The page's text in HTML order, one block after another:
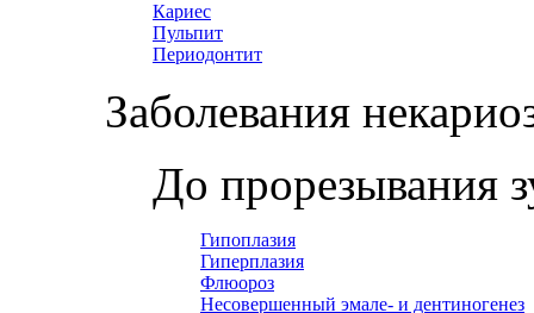
Кариес
Пульпит
Периодонтит
Заболевания
До прорезывания
Гипоплазия
Гиперплазия
Флюороз
Несовершенный эмале- и дентиногенез